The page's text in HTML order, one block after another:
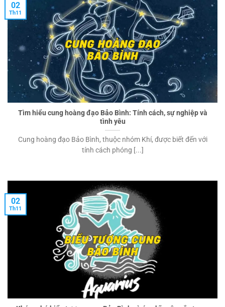
Tìm hiểu cung hoàng đạo Bảo Bình: Tính cách, sự nghiệp và
tình yêu
Cung hoàng đạo Bảo Bình, thuộc nhóm Khí, được biết đến với
tính cách phóng [...]
02
Th11
02
Th11